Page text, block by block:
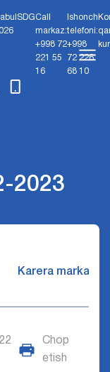
SDGCall
markaz:
+998 72
221 55
16
Ishonch
telefoni:
+998
72 226
68 10
2023
Karera markazi
Chop
etish